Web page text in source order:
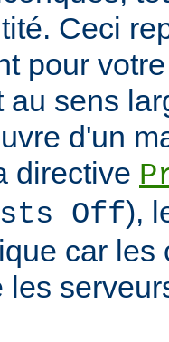
Ceci
pour
au sens
d'un
directive
Off),
car les
les